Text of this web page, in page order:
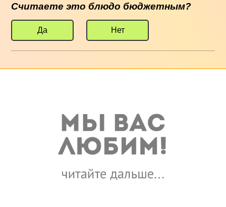
Считаете это блюдо бюджетным?
Да Нет